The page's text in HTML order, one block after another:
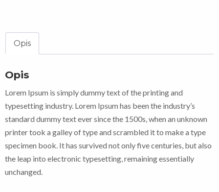
Opis
Opis
Lorem Ipsum is simply dummy text of the printing and
typesetting industry. Lorem Ipsum has been the industry’s
standard dummy text ever since the 1500s, when an unknown
printer took a galley of type and scrambled it to make a type
specimen book. It has survived not only five centuries, but also
the leap into electronic typesetting, remaining essentially
unchanged.